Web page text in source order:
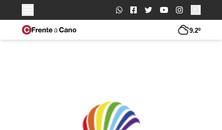
Buscar:
9.2º